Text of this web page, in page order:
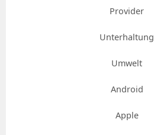
Provider
Unterhaltung
Umwelt
Android
Apple